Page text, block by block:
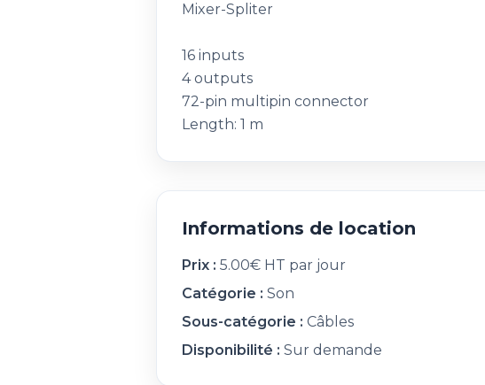
Mixer-Spliter
16 inputs
4 outputs
72-pin multipin connector
Length: 1 m
Informations de location
Prix : 5.00€ HT par jour
Catégorie : Son
Sous-catégorie : Câbles
Disponibilité : Sur demande